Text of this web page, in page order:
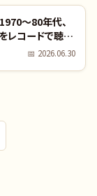
〜80年代、
レコードで聴い
📅 2026.06.30